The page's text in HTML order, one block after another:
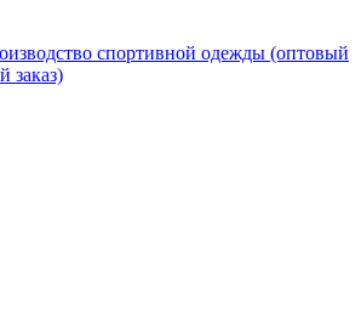
спортивной одежды (оптовый
заказ)